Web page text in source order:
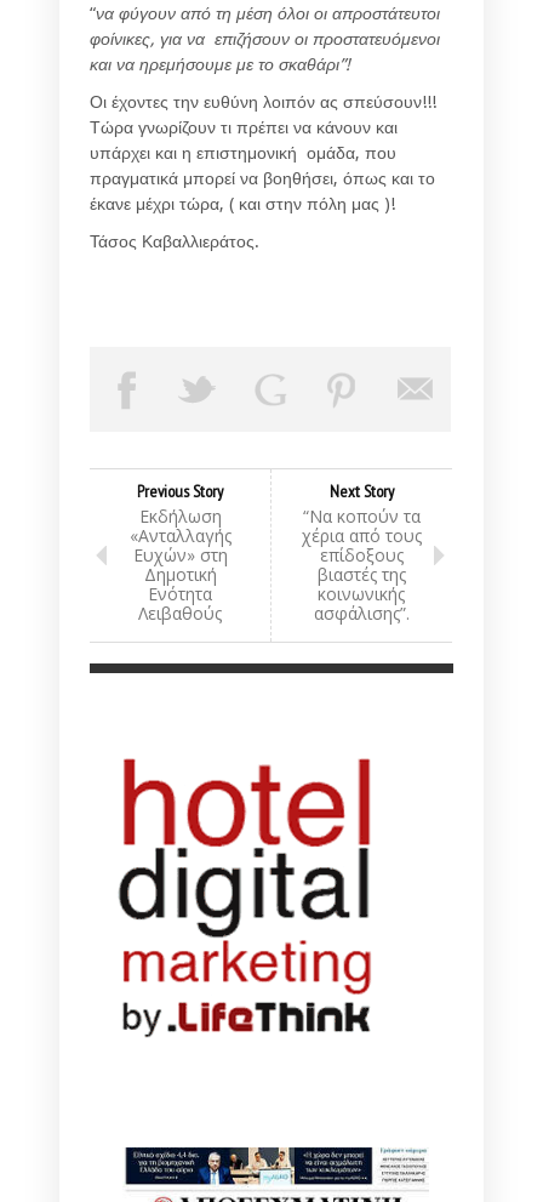
“να φύγουν από τη μέση όλοι οι απροστάτευτοι
φοίνικες, για να επιζήσουν οι προστατευόμενοι
και να ηρεμήσουμε με το σκαθάρι”!
Οι έχοντες την ευθύνη λοιπόν ας σπεύσουν!!!
Τώρα γνωρίζουν τι πρέπει να κάνουν και
υπάρχει και η επιστημονική ομάδα, που
πραγματικά μπορεί να βοηθήσει, όπως και το
έκανε μέχρι τώρα, ( και στην πόλη μας )!
Τάσος Καβαλλιεράτος.
Previous Story
Εκδήλωση
«Ανταλλαγής
Ευχών» στη
Δημοτική
Ενότητα
Λειβαθούς
Next Story
“Να κοπούν τα
χέρια από τους
επίδοξους
βιαστές της
κοινωνικής
ασφάλισης”.